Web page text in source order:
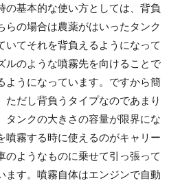
の基本的な使い方としては、背負
らの場合は農薬がはいったタンク
いてそれを背負えるようになって
ルのような噴霧先を向けることで
ようになっています。ですから簡
ただし背負うタイプなのであまり
タンクの大きさの容量が限界にな
噴霧する時に使えるのがキャリー
のようなものに乗せて引っ張って
ます。噴霧自体はエンジンで自動